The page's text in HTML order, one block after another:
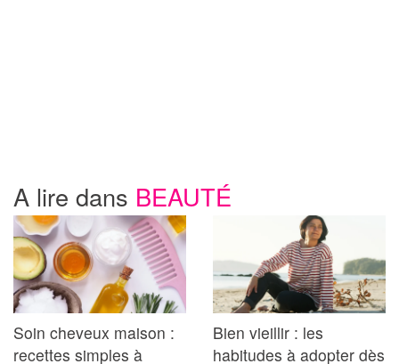
A lire dans BEAUTÉ
Soin cheveux maison :
recettes simples à
Bien vieillir : les
habitudes à adopter dès